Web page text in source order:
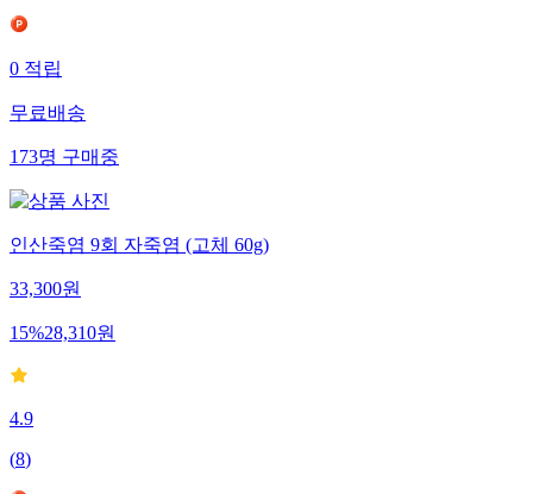
0적립
무료배송
173명구매중
인산죽염 9회 자죽염 (고체 60g)
33,300원
15%28,310원
4.9
(8)